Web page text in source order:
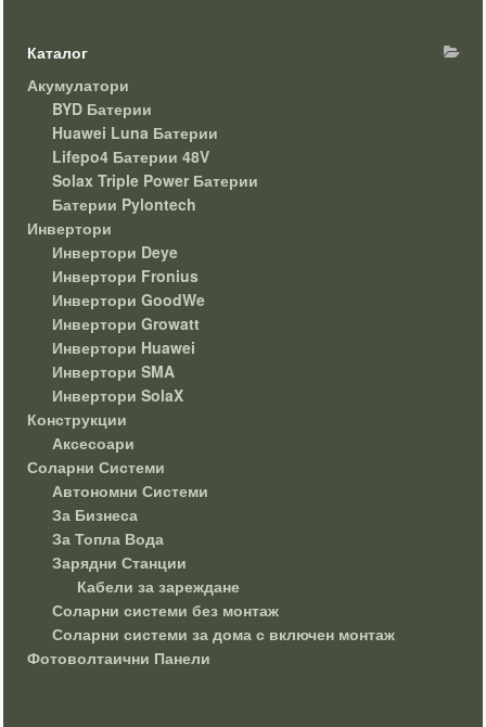
Каталог
Акумулатори
BYD Батерии
Huawei Luna Батерии
Lifepo4 Батерии 48V
Solax Triple Power Батерии
Батерии Pylontech
Инвертори
Инвертори Deye
Инвертори Fronius
Инвертори GoodWe
Инвертори Growatt
Инвертори Huawei
Инвертори SMA
Инвертори SolaX
Конструкции
Аксесоари
Соларни Системи
Автономни Системи
За Бизнеса
За Топла Вода
Зарядни Станции
Кабели за зареждане
Соларни системи без монтаж
Соларни системи за дома с включен монтаж
Фотоволтаични Панели